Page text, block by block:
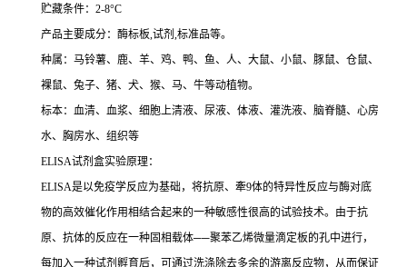
贮藏条件： 2-8°C
产品主要成分：酶标板,试剂 ,标准品等。
种属：马铃薯、鹿、羊、鸡、鸭、鱼、人、大鼠、小鼠、豚鼠、仓鼠、
裸鼠、兔子、猪、犬、猴、马、牛等动植物。
标本：血清、血浆、细胞上清液、尿液、体液、灌洗液、脑脊髓、心房
水、胸房水、组织等
ELISA试剂盒实验原理：
ELISA是以免疫学反应为基础，将抗原、牽9体的特异性反应与酶对底
物的高效催化作用相结合起来的一种敏感性很高的试验技术。由于抗
原、抗体的反应在一种固相载体──聚苯乙烯微量滴定板的孔中进行，
每加入一种试剂孵育后，可通过洗涤除去多余的游离反应物，从而保证